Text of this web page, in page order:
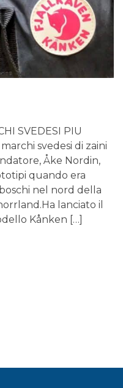
SVEDESI PIU
svedesi di zaini
Åke Nordin,
quando era
nel nord della
lanciato il
Kånken […]